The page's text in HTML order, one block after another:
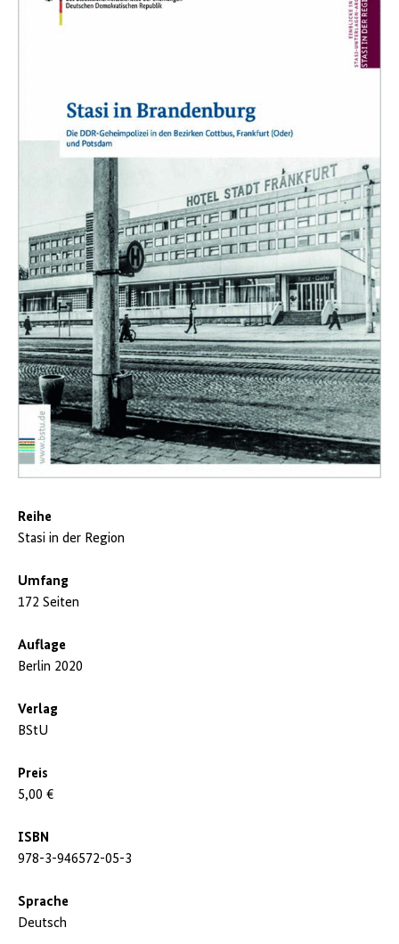
Reihe
Stasi in der Region
Umfang
172 Seiten
Auflage
Berlin 2020
Verlag
BStU
Preis
5,00 €
ISBN
978-3-946572-05-3
Sprache
Deutsch